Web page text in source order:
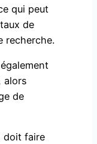
qui peut
de
recherche.
alors
de
doit faire